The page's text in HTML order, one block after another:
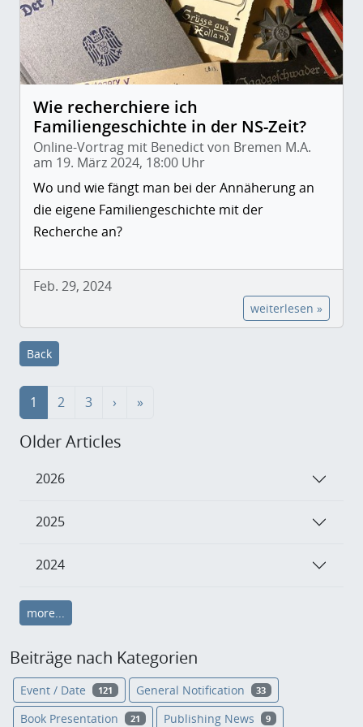
Wie recherchiere ich
Familiengeschichte in der NS-Zeit?
Online-Vortrag mit Benedict von Bremen M.A.
am 19. März 2024, 18:00 Uhr
Wo und wie fängt man bei der Annäherung an
die eigene Familiengeschichte mit der
Recherche an?
Feb. 29, 2024
weiterlesen »
Back
1 2 3 › »
Older Articles
2026
2025
2024
more...
Beiträge nach Kategorien
Event / Date 121 General Notification 33
Book Presentation 21 Publishing News 9